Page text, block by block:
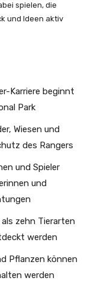
spielen, die
und Ideen aktiv
Karriere beginnt
Park
Wiesen und
des Rangers
und Spieler
und
als zehn Tierarten
werden
Pflanzen können
werden